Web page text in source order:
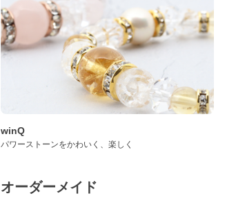
winQ
パワーストーンをかわいく、楽しく
オーダーメイド